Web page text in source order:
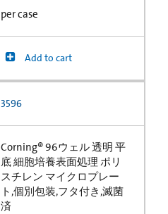
per case
Add to cart
3596
Corning® 96ウェル 透明 平
底 細胞培養表面処理 ポリ
スチレン マイクロプレー
ト,個別包装,フタ付き,滅菌
済